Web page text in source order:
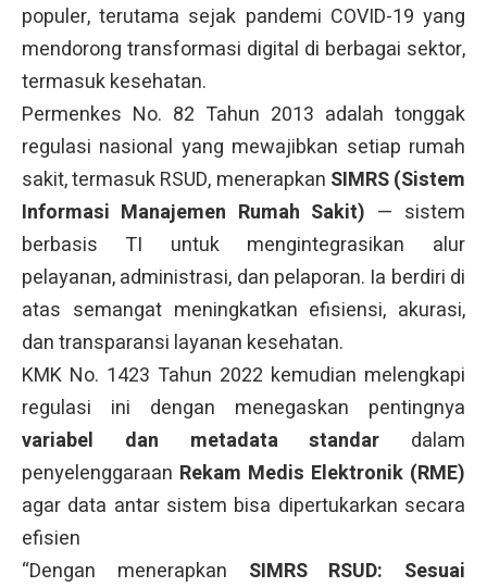
populer, terutama sejak pandemi COVID-19 yang
mendorong transformasi digital di berbagai sektor,
termasuk kesehatan.
Permenkes No. 82 Tahun 2013 adalah tonggak
regulasi nasional yang mewajibkan setiap rumah
sakit, termasuk RSUD, menerapkan SIMRS (Sistem
Informasi Manajemen Rumah Sakit) — sistem
berbasis TI untuk mengintegrasikan alur
pelayanan, administrasi, dan pelaporan. Ia berdiri di
atas semangat meningkatkan efisiensi, akurasi,
dan transparansi layanan kesehatan.
KMK No. 1423 Tahun 2022 kemudian melengkapi
regulasi ini dengan menegaskan pentingnya
variabel dan metadata standar dalam
penyelenggaraan Rekam Medis Elektronik (RME)
agar data antar sistem bisa dipertukarkan secara
efisien
“Dengan menerapkan SIMRS RSUD: Sesuai